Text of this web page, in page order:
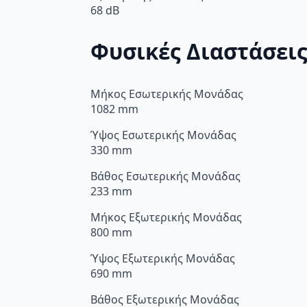
68 dB
Φυσικές Διαστάσεις
Μήκος Εσωτερικής Μονάδας
1082 mm
Ύψος Εσωτερικής Μονάδας
330 mm
Βάθος Εσωτερικής Μονάδας
233 mm
Μήκος Εξωτερικής Μονάδας
800 mm
Ύψος Εξωτερικής Μονάδας
690 mm
Βάθος Εξωτερικής Μονάδας